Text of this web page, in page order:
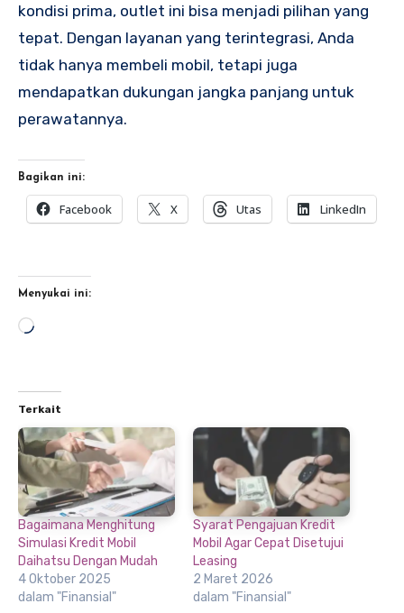
kondisi prima, outlet ini bisa menjadi pilihan yang
tepat. Dengan layanan yang terintegrasi, Anda
tidak hanya membeli mobil, tetapi juga
mendapatkan dukungan jangka panjang untuk
perawatannya.
Bagikan ini:
Facebook X Utas LinkedIn
Menyukai ini:
Memuat...
Terkait
Bagaimana Menghitung
Simulasi Kredit Mobil
Daihatsu Dengan Mudah
4 Oktober 2025
dalam "Finansial"
Syarat Pengajuan Kredit
Mobil Agar Cepat Disetujui
Leasing
2 Maret 2026
dalam "Finansial"